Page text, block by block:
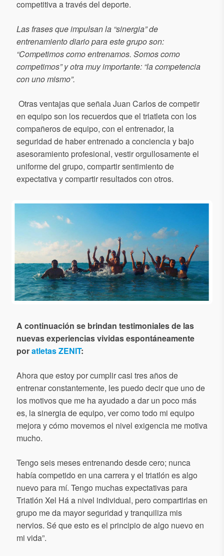
competitiva a través del deporte.
Las frases que impulsan la “sinergia” de
entrenamiento diario para este grupo son:
“Competimos como entrenamos. Somos como
competimos” y otra muy importante: “la competencia
con uno mismo”.
Otras ventajas que señala Juan Carlos de competir
en equipo son los recuerdos que el triatleta con los
compañeros de equipo, con el entrenador, la
seguridad de haber entrenado a conciencia y bajo
asesoramiento profesional, vestir orgullosamente el
uniforme del grupo, compartir sentimiento de
expectativa y compartir resultados con otros.
A continuación se brindan testimoniales de las
nuevas experiencias vividas espontáneamente
poratletas ZENIT:
Ahora que estoy por cumplir casi tres años de
entrenar constantemente, les puedo decir que uno de
los motivos que me ha ayudado a dar un poco más
es, la sinergia de equipo, ver como todo mi equipo
mejora y cómo movemos el nivel exigencia me motiva
mucho.
Tengo seis meses entrenando desde cero; nunca
había competido en una carrera y el triatlón es algo
nuevo para mí. Tengo muchas expectativas para
Triatlón Xel Há a nivel individual, pero compartirlas en
grupo me da mayor seguridad y tranquiliza mis
nervios. Sé que esto es el principio de algo nuevo en
mi vida”.